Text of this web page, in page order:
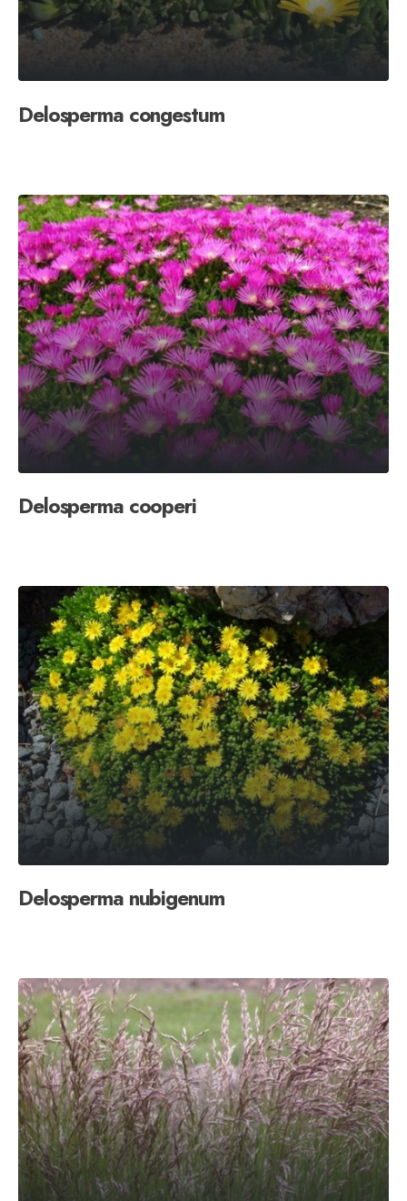
Delosperma congestum
Delosperma cooperi
Delosperma nubigenum